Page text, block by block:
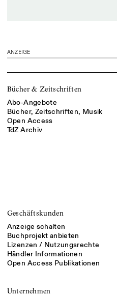
ANZEIGE
Bücher & Zeitschriften
Abo-Angebote
Bücher, Zeitschriften, Musik
Open Access
TdZ Archiv
Geschäftskunden
Anzeige schalten
Buchprojekt anbieten
Lizenzen / Nutzungsrechte
Händler Informationen
Open Access Publikationen
Unternehmen